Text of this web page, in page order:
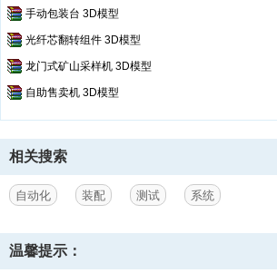
手动包装台 3D模型
光纤芯翻转组件 3D模型
龙门式矿山采样机 3D模型
自助售卖机 3D模型
相关搜索
自动化 装配 测试 系统
温馨提示：